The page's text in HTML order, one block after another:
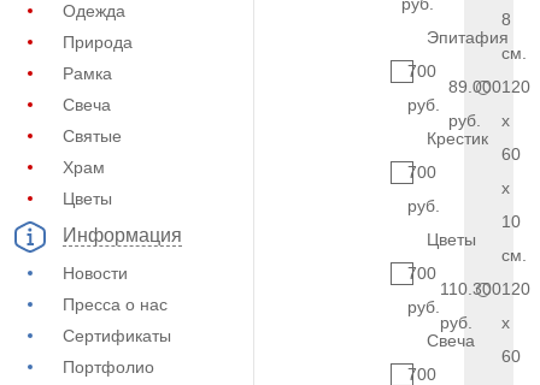
Одежда
Природа
Рамка
Свеча
Святые
Храм
Цветы
Информация
Новости
Пресса о нас
Сертификаты
Портфолио
Эпитафия
700
руб.
Крестик
700
руб.
Цветы
700
руб.
Свеча
700
8
см.
89.000
руб.
120
x
60
x
10
см.
110.300
руб.
120
x
60